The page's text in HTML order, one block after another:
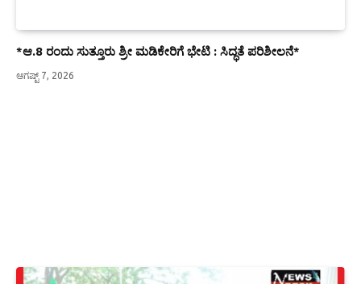
*ಆ.8 ರಂದು ಸುತ್ತೂರು ಶ್ರೀ ಮಡಿಕೇರಿಗೆ ಭೇಟಿ : ಸಿದ್ಧತೆ ಪರಿಶೀಲನೆ*
ಆಗಷ್ಟ್ 7, 2026